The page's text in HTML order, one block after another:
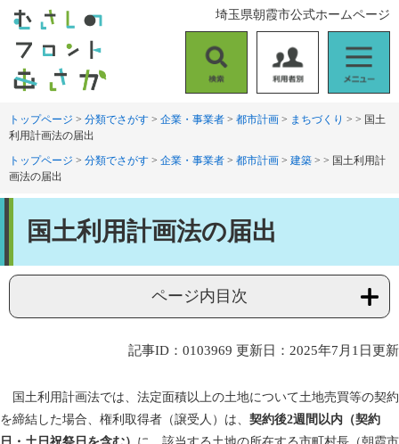
す
し
本
文
索
用
者
ニ
ュ
埼玉県朝霞市公式ホームページ
トップページ > 分類でさがす > 企業・事業者 > 都市計画 > まちづくり > > 国土
利用計画法の届出
トップページ > 分類でさがす > 企業・事業者 > 都市計画 > 建築 > > 国土利用計
画法の届出
国土利用計画法の届出
ページ内目次
記事ID：0103969 更新日：2025年7月1日更新
国土利用計画法では、法定面積以上の土地について土地売買等の契約
を締結した場合、権利取得者（譲受人）は、 契約後2週間以内（契約